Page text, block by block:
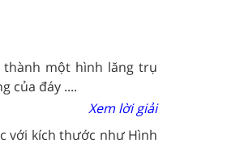
một hình lăng trụ
của đáy ....
Xem lời giải
với kích thước như Hình